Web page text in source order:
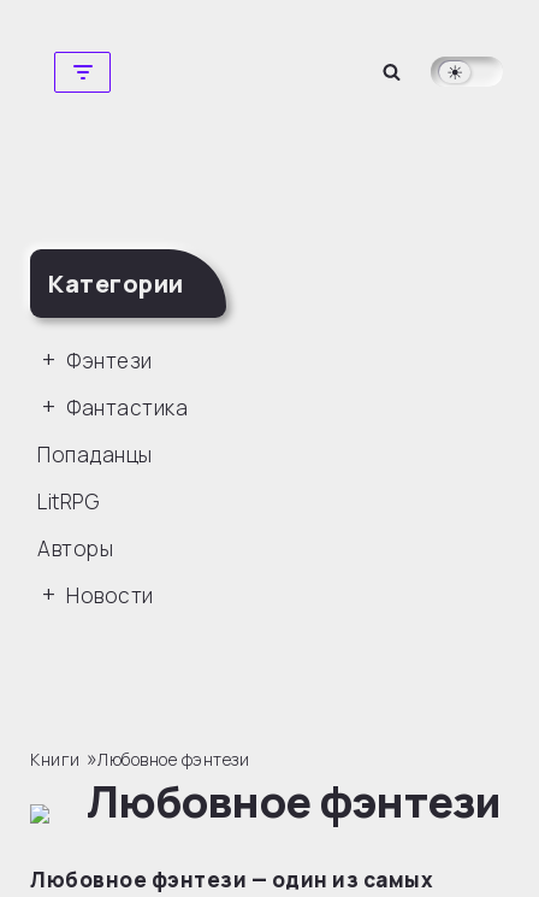
Перейти
Категории
Фэнтези
Фантастика
Попаданцы
LitRPG
Авторы
Новости
Книги »Любовное фэнтези
Любовное фэнтези
Любовное фэнтези — один из самых